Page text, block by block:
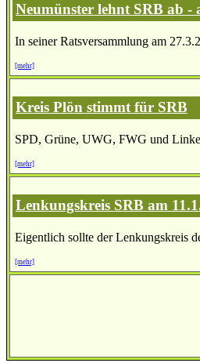
Neumünster lehnt SRB ab -
In seiner Ratsversammlung am
[mehr]
Kreis Plön stimmt für SRB
SPD, Grüne, UWG, FWG und
[mehr]
Lenkungskreis SRB am
Eigentlich sollte der Lenkungskreis
[mehr]